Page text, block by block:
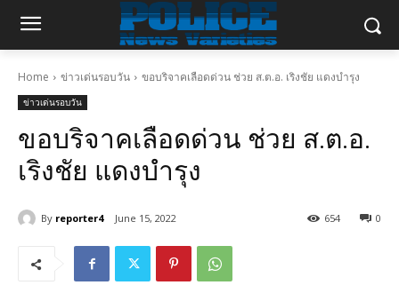
Home ข่าวเด่นรอบวัน ขอบริจาคเลือดด่วน ช่วย ส.ต.อ. เริงชัย แดงบำรุง
ข่าวเด่นรอบวัน
ขอบริจาคเลือดด่วน ช่วย ส.ต.อ.
เริงชัย แดงบำรุง
By reporter4 June 15, 2022 0
654